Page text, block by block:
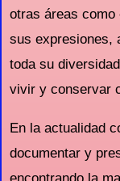
otras áreas como
sus expresiones,
toda su
vivir y conservar
En la actualidad
documentar y
encontrando la